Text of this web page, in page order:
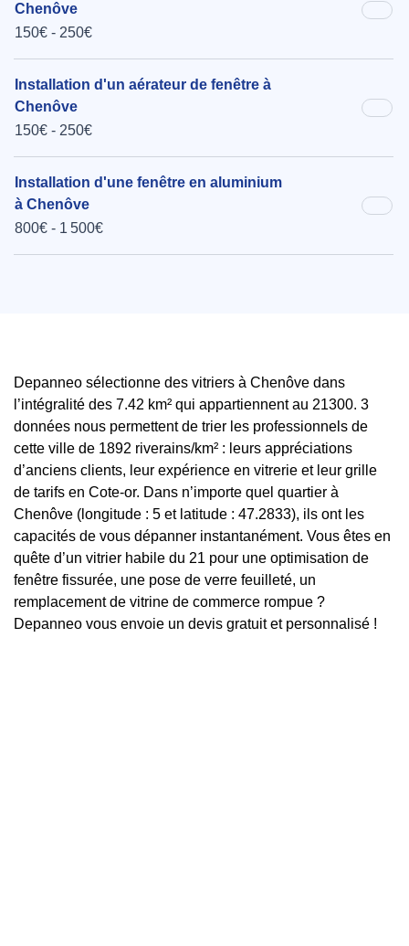
Chenôve
150€ - 250€
Installation d'un aérateur de fenêtre à
Chenôve
150€ - 250€
Installation d'une fenêtre en aluminium
à Chenôve
800€ - 1 500€
Depanneo sélectionne des vitriers à Chenôve dans
l’intégralité des 7.42 km² qui appartiennent au 21300. 3
données nous permettent de trier les professionnels de
cette ville de 1892 riverains/km² : leurs appréciations
d’anciens clients, leur expérience en vitrerie et leur grille
de tarifs en Cote-or. Dans n’importe quel quartier à
Chenôve (longitude : 5 et latitude : 47.2833), ils ont les
capacités de vous dépanner instantanément. Vous êtes en
quête d’un vitrier habile du 21 pour une optimisation de
fenêtre fissurée, une pose de verre feuilleté, un
remplacement de vitrine de commerce rompue ?
Depanneo vous envoie un devis gratuit et personnalisé !